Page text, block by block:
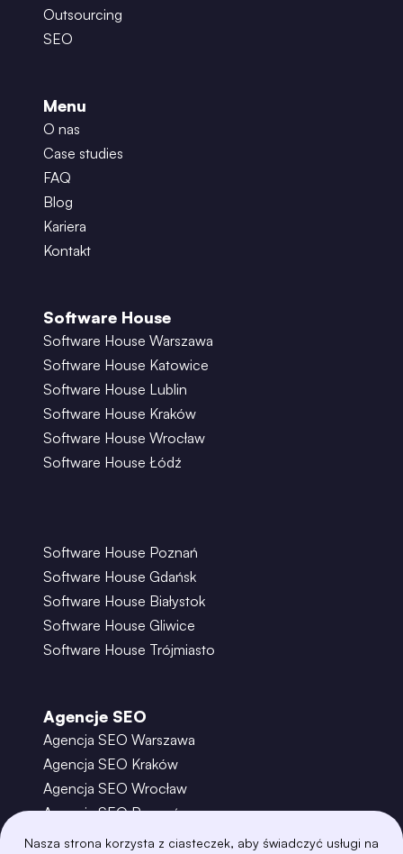
Nasza strona korzysta z ciasteczek, aby świadczyć usługi na
Outsourcing
SEO
Menu
O nas
Case studies
FAQ
Blog
Kariera
Kontakt
Software House
Software House Warszawa
Software House Katowice
Software House Lublin
Software House Kraków
Software House Wrocław
Software House Łódź
Software House Poznań
Software House Gdańsk
Software House Białystok
Software House Gliwice
Software House Trójmiasto
Agencje SEO
Agencja SEO Warszawa
Agencja SEO Kraków
Agencja SEO Wrocław
Agencja SEO Poznań
Agencja SEO Gdańsk